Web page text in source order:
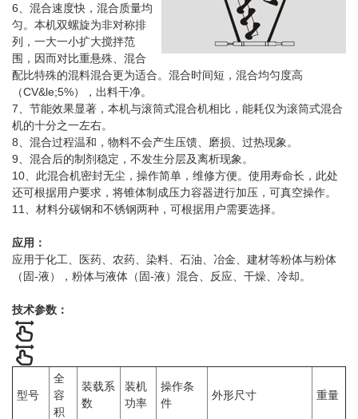
6、混合速度快，混合质量均
匀。本机双螺旋为非对称排
列，一大一小扩大搅拌范
围，因而对比重悬殊、混合
配比特殊的混料混合更为适合。混合时间短，混合均匀度高
（CV&le;5%），出料干净。
7、节能效果显著，本机与滚筒式混合机相比，能耗仅为滚筒式混合
机的十分之一左右。
8、混合过程温和，物料不会产生压馈、磨损、过热现象。
9、混合后的制剂稳定，不发生分层及离析现象。
10、此混合机密封无尘，操作简单，维修方便。使用寿命长，此处
还可根据用户要求，将锥体制成压力容器进行加压，可真空操作。
11、材料分碳钢和不锈钢两种，可根据用户需要选择。
应用：
应用于化工、医药、农药、染料、石油、冶金、建材等粉体与粉体
（固-液），粉体与液体（固-液）混合、反应、干燥、冷却。
技术参数：
型号
全
容
积
装载系
数
装机
功率
操作条
件
外形尺寸 重量